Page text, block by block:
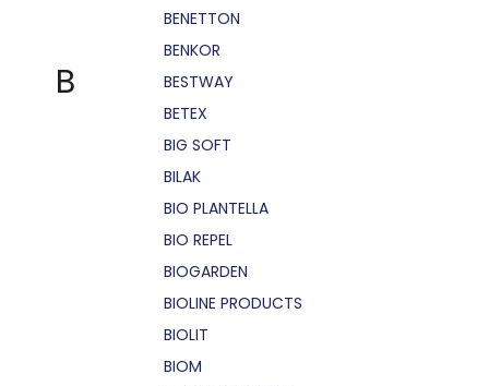
B
BENETTON
BENKOR
BESTWAY
BETEX
BIG SOFT
BILAK
BIO PLANTELLA
BIO REPEL
BIOGARDEN
BIOLINE PRODUCTS
BIOLIT
BIOM